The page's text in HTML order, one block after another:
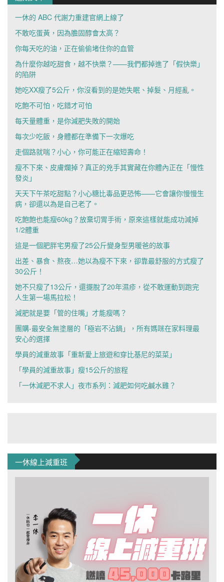
一休的 ABC 代謝力重建官網上線了
不敢吃蛋黃，因為膽固醇會太高？
你每天吃的油，正在偷偷堵住你的血管
為什麼你越吃甜食，越不快樂？——我們都掉進了「假快樂」
的陷阱
她吃XX瘦了5公斤，你沒看到的是她失眠、掉髮、月經亂。
吃飽不可怕，吃錯才可怕
每天量體重，是你減肥失敗的開始
每次少吃飯，身體都在準備下一次爆吃
走個路就喘？小心，你可能正在縮短壽命！
瘦不下來、皮膚爛掉？真正的兇手其實藏在你體內正在「慢性
發炎」
天天下午茶吃甜點？小心糖比毒品更恐怖——它會讓你慢慢生
病，卻還以為是自己老了。
吃飽飽也能瘦60kg？放棄切胃手術，原來這樣就能成功減掉
1/2體重
這是一個肥胖宅男瘦了25公斤變身型男暖爸的故事
出差、暴食、熬夜…她以為瘦不下來，卻靠最舒服的方式瘦了
30公斤！
她不只瘦了13公斤，還擺脫了20年濕疹，從不敢運動到跑完
人生第一場馬拉松！
減肥就是要「管的住嘴」才能瘦嗎？
團購-最安全無塗層的「極岩不沾鍋」，所有媽咪在家料理最
安心的選擇
學員的減重故事「重新愛上旅遊和穿比基尼的菜菜」
「學員的減重故事」瘦15公斤的旅程
「一休減肥不求人」夜市系列：減肥如何吃鹹水雞？
一休線上減重班